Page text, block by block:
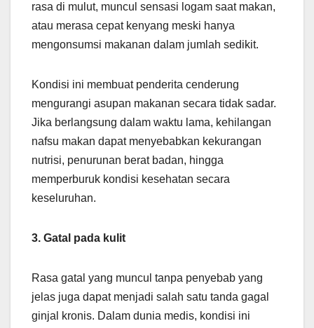
rasa di mulut, muncul sensasi logam saat makan,
atau merasa cepat kenyang meski hanya
mengonsumsi makanan dalam jumlah sedikit.
Kondisi ini membuat penderita cenderung
mengurangi asupan makanan secara tidak sadar.
Jika berlangsung dalam waktu lama, kehilangan
nafsu makan dapat menyebabkan kekurangan
nutrisi, penurunan berat badan, hingga
memperburuk kondisi kesehatan secara
keseluruhan.
3. Gatal pada kulit
Rasa gatal yang muncul tanpa penyebab yang
jelas juga dapat menjadi salah satu tanda gagal
ginjal kronis. Dalam dunia medis, kondisi ini